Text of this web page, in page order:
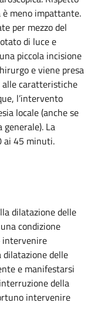
è meno impattante.
per mezzo del
di luce e
piccola incisione
e viene presa
alle caratteristiche
l’intervento
locale (anche se
generale). La
ai 45 minuti.
dilatazione delle
condizione
intervenire
delle
e manifestarsi
della
intervenire